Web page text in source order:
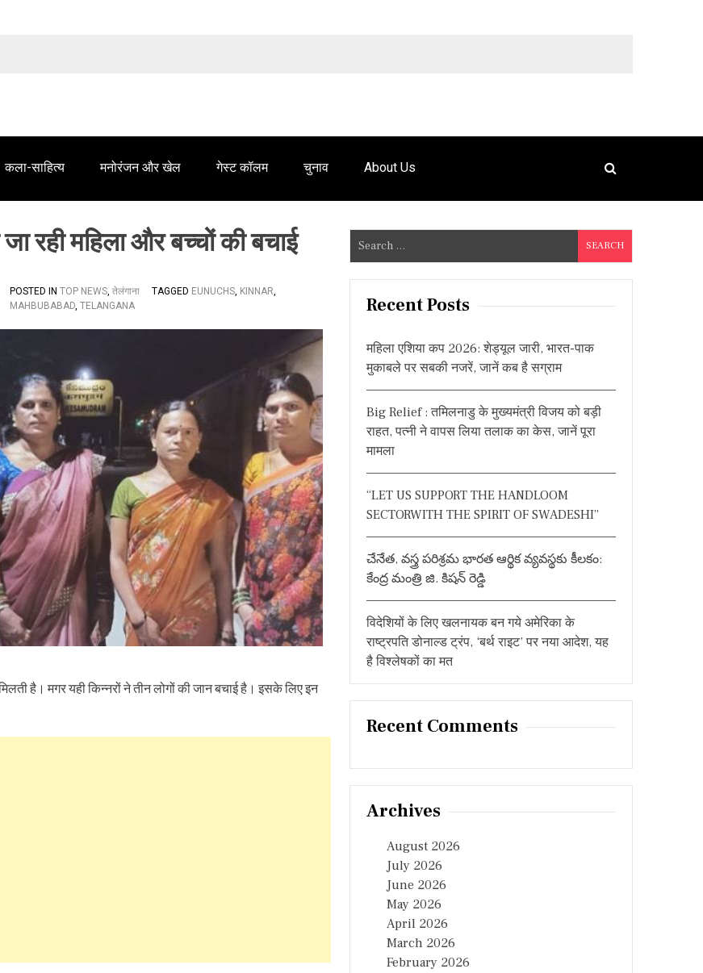
कला-साहित्य मनोरंजन और खेल गेस्ट कॉलम चुनाव About Us
रही महिला और बच्चों की बचाई
POSTED IN TOP NEWS, तेलंगाना TAGGED EUNUCHS, KINNAR,
MAHBUBABAD, TELANGANA
है। मगर यही किन्नरों ने तीन लोगों की जान बचाई है। इसके लिए इन
e
a
Recent Posts
महिला एशिया कप 2026: शेड्यूल जारी, भारत-पाक
मुकाबले पर सबकी नजरें, जानें कब है सग्राम
Big Relief : तमिलनाडु के मुख्यमंत्री विजय को बड़ी
राहत, पत्नी ने वापस लिया तलाक का केस, जानें पूरा
मामला
“LET US SUPPORT THE HANDLOOM
SECTORWITH THE SPIRIT OF SWADESHI”
చేనేత, వస్త్ర పరిశ్రమ భారత ఆర్థిక వ్యవస్థకు కీలకం:
కేంద్ర మంత్రి జి. కిషన్ రెడ్డి
विदेशियों के लिए खलनायक बन गये अमेरिका के
राष्ट्रपति डोनाल्ड ट्रंप, ‘बर्थ राइट’ पर नया आदेश, यह
है विश्लेषकों का मत
Recent Comments
Archives
August 2026
July 2026
June 2026
May 2026
April 2026
March 2026
February 2026